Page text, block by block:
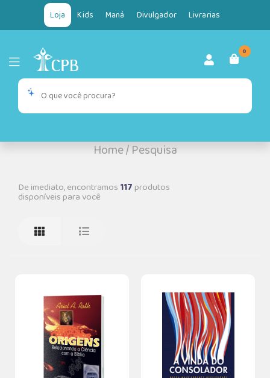
Loja Kids Maná Divulgador Livrarias
0
Home/Pesquisa
De imediato, encontramos 117produtos
disponíveis para você